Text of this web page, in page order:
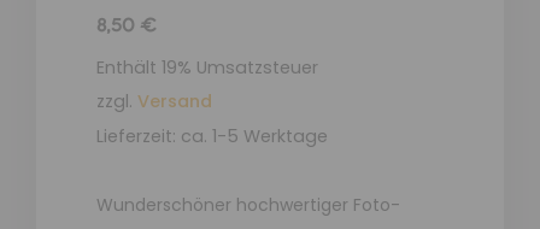
8,50 €
Enthält 19% Umsatzsteuer
zzgl. Versand
Lieferzeit: ca. 1-5 Werktage
Wunderschöner hochwertiger Foto-